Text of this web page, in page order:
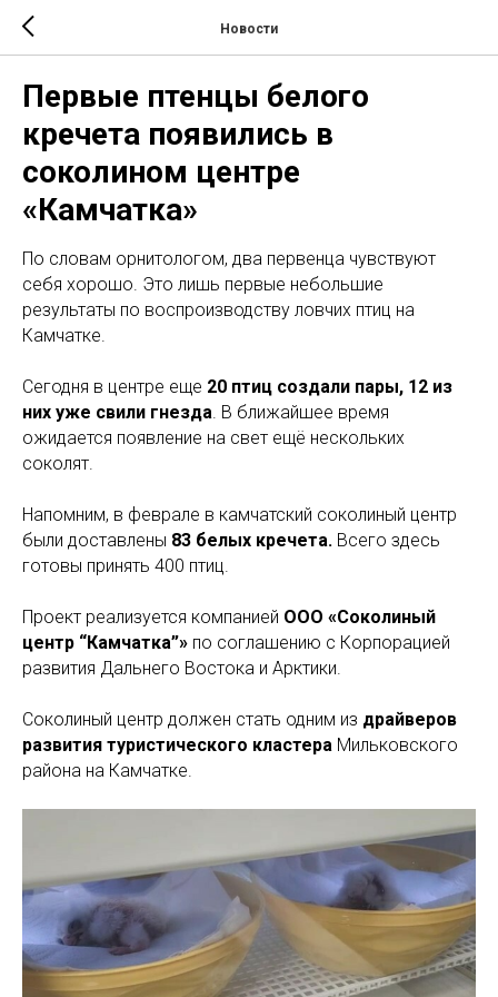
Новости
Первые птенцы белого
кречета появились в
соколином центре
«Камчатка»
По словам орнитологом, два первенца чувствуют
себя хорошо. Это лишь первые небольшие
результаты по воспроизводству ловчих птиц на
Камчатке.
Сегодня в центре еще 20 птиц создали пары, 12 из
них уже свили гнезда. В ближайшее время
ожидается появление на свет ещё нескольких
соколят.
Напомним, в феврале в камчатский соколиный центр
были доставлены 83 белых кречета. Всего здесь
готовы принять 400 птиц.
Проект реализуется компанией ООО «Соколиный
центр “Камчатка”» по соглашению с Корпорацией
развития Дальнего Востока и Арктики.
Соколиный центр должен стать одним из драйверов
развития туристического кластера Мильковского
района на Камчатке.